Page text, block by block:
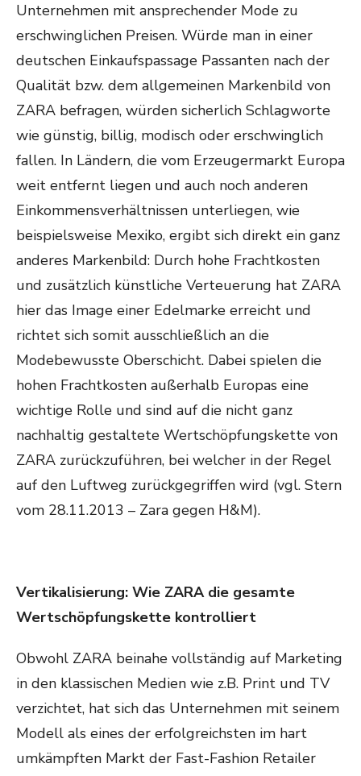
Unternehmen mit ansprechender Mode zu
erschwinglichen Preisen. Würde man in einer
deutschen Einkaufspassage Passanten nach der
Qualität bzw. dem allgemeinen Markenbild von
ZARA befragen, würden sicherlich Schlagworte
wie günstig, billig, modisch oder erschwinglich
fallen. In Ländern, die vom Erzeugermarkt Europa
weit entfernt liegen und auch noch anderen
Einkommensverhältnissen unterliegen, wie
beispielsweise Mexiko, ergibt sich direkt ein ganz
anderes Markenbild: Durch hohe Frachtkosten
und zusätzlich künstliche Verteuerung hat ZARA
hier das Image einer Edelmarke erreicht und
richtet sich somit ausschließlich an die
Modebewusste Oberschicht. Dabei spielen die
hohen Frachtkosten außerhalb Europas eine
wichtige Rolle und sind auf die nicht ganz
nachhaltig gestaltete Wertschöpfungskette von
ZARA zurückzuführen, bei welcher in der Regel
auf den Luftweg zurückgegriffen wird (vgl. Stern
vom 28.11.2013 – Zara gegen H&M).
Vertikalisierung: Wie ZARA die gesamte
Wertschöpfungskette kontrolliert
Obwohl ZARA beinahe vollständig auf Marketing
in den klassischen Medien wie z.B. Print und TV
verzichtet, hat sich das Unternehmen mit seinem
Modell als eines der erfolgreichsten im hart
umkämpften Markt der Fast-Fashion Retailer